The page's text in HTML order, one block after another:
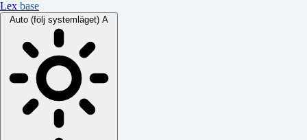
Lex base
Auto (följ systemläget) A